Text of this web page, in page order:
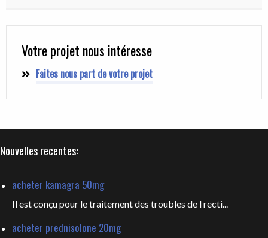
Votre projet nous intéresse
Faites nous part de votre projet
Nouvelles recentes:
acheter kamagra 50mg
Il est conçu pour le traitement des troubles de l recti...
acheter prednisolone 20mg